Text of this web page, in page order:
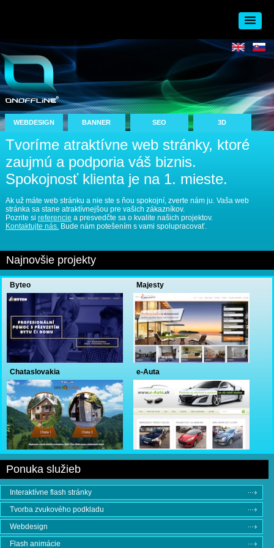
WEBDESIGN BANNER SEO 3D
Tvoríme atraktívne web stránky, ktoré
zaujmú a podporia váš biznis.
Spokojnosť klienta je na 1. mieste.
Ak už máte web stránku a nie ste s ňou spokojní, zverte nám ju. Vaša web
stránka sa stane atraktívnejšou pre vašich zákazníkov.
Pozrite si referencie a presvedčte sa o kvalite našich projektov.
Kontaktujte nás.Bude nám potešením s vami spolupracovať.
Najnovšie projekty
Byteo Majesty
Chataslovakia e-Auta
Ponuka služieb
Interaktívne flash stránky
Tvorba zvukového podkladu
Webdesign
Flash animácie